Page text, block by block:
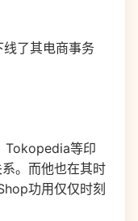
了其电商事务
Tokopedia等印
。而他也在其时
功用仅仅时刻